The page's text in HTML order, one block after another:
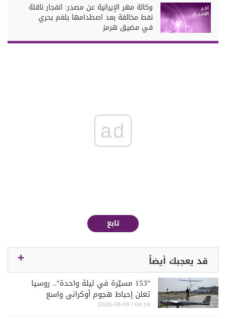
وكالة مهر الإيرانية عن مصدر: انفجار ناقلة
نفط مخالفة بعد اصطدامها بلغم بحري
في مضيق هرمز
ad
تابع
قد يعجبك أيضاً
"153 مسيّرة في ليلة واحدة".. روسيا
تعلن إحباط هجوم أوكراني واسع
04:16 | 2026-08-09